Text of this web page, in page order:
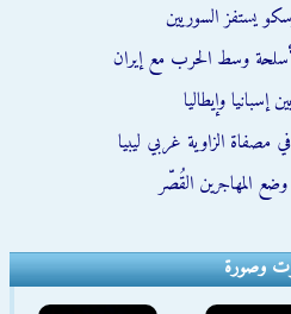
يستفز السوريين
وسط الحرب مع إيران
وإيطاليا
الزاوية غربي ليبيا
المهاجرين القُصّر
وصورة